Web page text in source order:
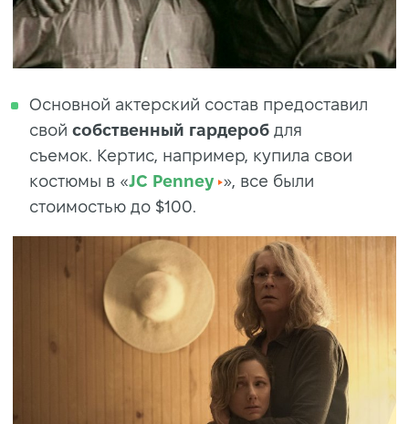
Основной актерский состав предоставил
свой собственный гардероб для
съемок. Кертис, например, купила свои
костюмы в «JC Penney », все были
стоимостью до $100.